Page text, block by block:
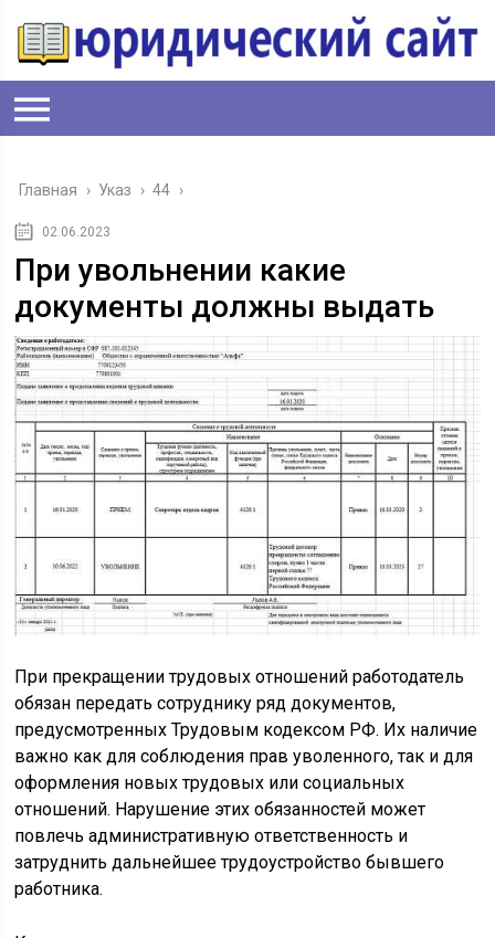
Главная › Указ › 44 ›
02.06.2023
При увольнении какие
документы должны выдать
При прекращении трудовых отношений работодатель
обязан передать сотруднику ряд документов,
предусмотренных Трудовым кодексом РФ. Их наличие
важно как для соблюдения прав уволенного, так и для
оформления новых трудовых или социальных
отношений. Нарушение этих обязанностей может
повлечь административную ответственность и
затруднить дальнейшее трудоустройство бывшего
работника.